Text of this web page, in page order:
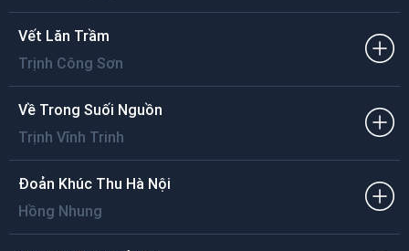
Vết Lăn Trầm
Trịnh Công Sơn
Về Trong Suối Nguồn
Trịnh Vĩnh Trinh
Đoản Khúc Thu Hà Nội
Hồng Nhung